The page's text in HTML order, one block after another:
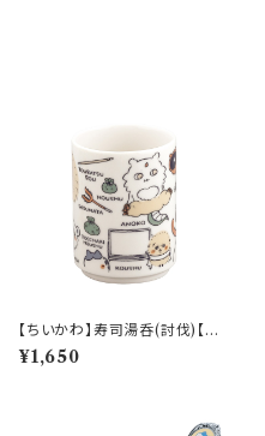
【ちいかわ】寿司湯呑(討伐)【CK
W50】CKW52-327
¥1,650